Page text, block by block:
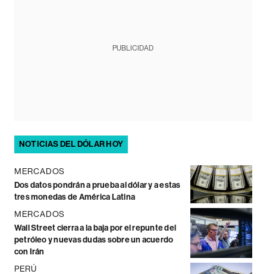
PUBLICIDAD
NOTICIAS DEL DÓLAR HOY
MERCADOS
Dos datos pondrán a prueba al dólar y a estas
tres monedas de América Latina
MERCADOS
Wall Street cierra a la baja por el repunte del
petróleo y nuevas dudas sobre un acuerdo
con Irán
PERÚ